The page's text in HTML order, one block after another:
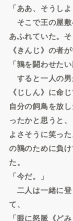
「ああ、そうしよ
そこで王の屋
あふれていた。
《きんじ》の者が
「鶉を闘わせた
すると一人の
《じしん》に命
自分の飼鳥を放
ったかと思うと
よさそうに笑っ
の鶉のために負
た。
「今だ。」
二人は一緒に
て、
「眼に怒脈《ど